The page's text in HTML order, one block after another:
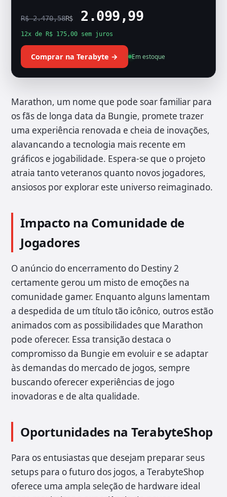
R$ 2.470,58R$2.099,99
12x de R$ 175,00 sem juros
Comprar na Terabyte → Em estoque
Marathon, um nome que pode soar familiar para
os fãs de longa data da Bungie, promete trazer
uma experiência renovada e cheia de inovações,
alavancando a tecnologia mais recente em
gráficos e jogabilidade. Espera-se que o projeto
atraia tanto veteranos quanto novos jogadores,
ansiosos por explorar este universo reimaginado.
Impacto na Comunidade de
Jogadores
O anúncio do encerramento do Destiny 2
certamente gerou um misto de emoções na
comunidade gamer. Enquanto alguns lamentam
a despedida de um título tão icônico, outros estão
animados com as possibilidades que Marathon
pode oferecer. Essa transição destaca o
compromisso da Bungie em evoluir e se adaptar
às demandas do mercado de jogos, sempre
buscando oferecer experiências de jogo
inovadoras e de alta qualidade.
Oportunidades na TerabyteShop
Para os entusiastas que desejam preparar seus
setups para o futuro dos jogos, a TerabyteShop
oferece uma ampla seleção de hardware ideal